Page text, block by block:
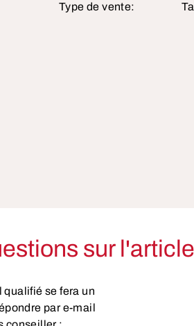
Type de vente:
sur
qualifié se fera un
par e-mail